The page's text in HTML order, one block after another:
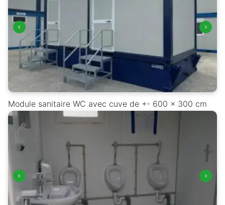
Module sanitaire WC avec cuve de +- 600 x 300 cm